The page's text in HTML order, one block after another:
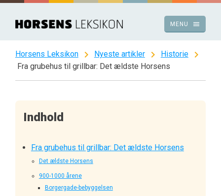
Spring
indhold
menu
MENU
Horsens Leksikon chevron_right Nyeste artikler chevron_right Historie chevron_right
Fra grubehus til grillbar: Det ældste Horsens
Indhold
Fra grubehus til grillbar: Det ældste Horsens
Det ældste Horsens
900-1000 årene
Borgergade-bebyggelsen